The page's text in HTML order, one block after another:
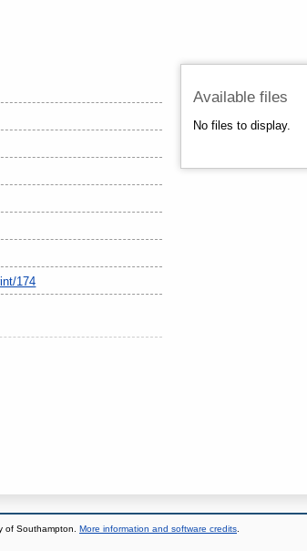
174
Available files
No files to display.
of Southampton. More information and software credits.